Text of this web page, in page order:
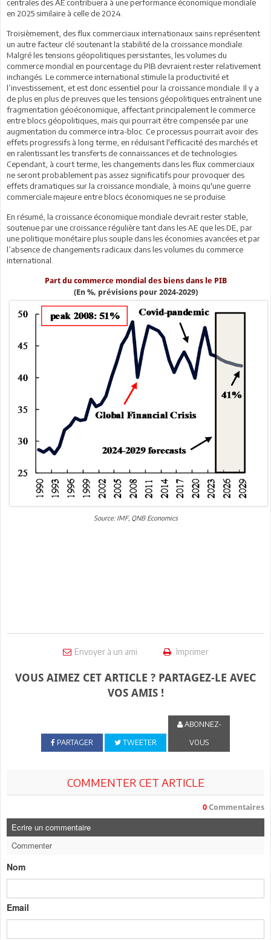
centrales des AE contribuera à une performance économique mondiale
en 2025 similaire à celle de 2024.
Troisièmement, des flux commerciaux internationaux sains représentent
un autre facteur clé soutenant la stabilité de la croissance mondiale.
Malgré les tensions géopolitiques persistantes, les volumes du
commerce mondial en pourcentage du PIB devraient rester relativement
inchangés. Le commerce international stimule la productivité et
l’investissement, et est donc essentiel pour la croissance mondiale. Il y a
de plus en plus de preuves que les tensions géopolitiques entraînent une
fragmentation géoéconomique, affectant principalement le commerce
entre blocs géopolitiques, mais qui pourrait être compensée par une
augmentation du commerce intra-bloc. Ce processus pourrait avoir des
effets progressifs à long terme, en réduisant l'efficacité des marchés et
en ralentissant les transferts de connaissances et de technologies.
Cependant, à court terme, les changements dans les flux commerciaux
ne seront probablement pas assez significatifs pour provoquer des
effets dramatiques sur la croissance mondiale, à moins qu'une guerre
commerciale majeure entre blocs économiques ne se produise.
En résumé, la croissance économique mondiale devrait rester stable,
soutenue par une croissance régulière tant dans les AE que les DE, par
une politique monétaire plus souple dans les économies avancées et par
l’absence de changements radicaux dans les volumes du commerce
international.
Part du commerce mondial des biens dans le PIB
(En %, prévisions pour 2024-2029)
Source: IMF, QNB Economics
Envoyer à un ami Imprimer
VOUS AIMEZ CET ARTICLE ? PARTAGEZ-LE AVEC
VOS AMIS !
PARTAGER TWEETER
ABONNEZ-
VOUS
COMMENTER CET ARTICLE
0 Commentaires
Ecrire un commentaire
Commenter
Nom
Email